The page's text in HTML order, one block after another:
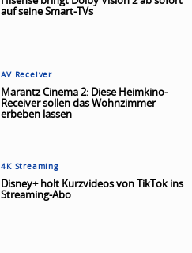
auf seine Smart-TVs
AV Receiver
Marantz Cinema 2: Diese Heimkino-
Receiver sollen das Wohnzimmer
erbeben lassen
4K Streaming
Disney+ holt Kurzvideos von TikTok ins
Streaming-Abo